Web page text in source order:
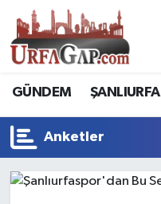
GÜNDEM ŞANLIURFA
Anketler
Nöbetçi Eczaneler
Hava Durumu
Namaz Vakitleri
Trafik Durumu